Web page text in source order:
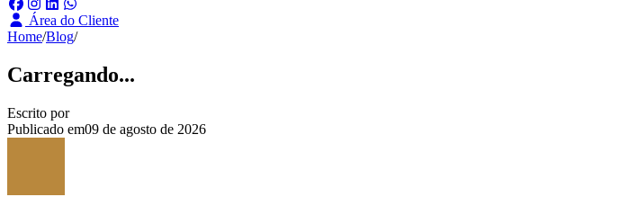
Área do Cliente
Home/Blog/
Carregando...
Escrito por
Publicado em09 de agosto de 2026